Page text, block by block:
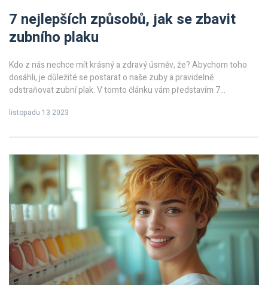
7 nejlepších způsobů, jak se zbavit
zubního plaku
Kdo z nás nechce mít krásný a zdravý úsměv, že? Abychom toho
dosáhli, je důležité se postarat o naše zuby a pravidelně
odstraňovat zubní plak. V tomto článku vám představím 7
připraveni na to, že budete překvapeni některými z nich. Začněte se
listopadu 13 2023